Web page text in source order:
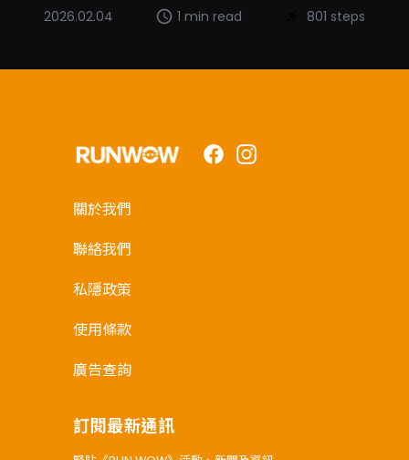
2026.02.04 1 min read 801 steps
FacebookInstagram
關於我們
聯絡我們
私隱政策
使用條款
廣告查詢
訂閱最新通訊